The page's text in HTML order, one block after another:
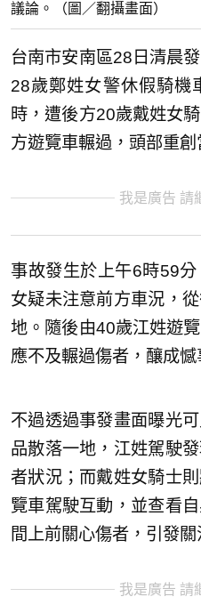
議論。（圖／翻攝畫面）
台南市安南區28日清晨
28歲鄭姓女警休假騎機
時，遭後方20歲戴姓女
方遊覽車輾過，頭部重創
我是廣告 請
事故發生於上午6時59
女疑未注意前方車況，
地。隨後由40歲江姓遊
應不及輾過傷者，釀成憾
不過透過事發畫面曝光
品散落一地，江姓駕駛
者狀況；而戴姓女騎士
覽車駕駛互動，並查看
間上前關心傷者，引發關
我是廣告 請